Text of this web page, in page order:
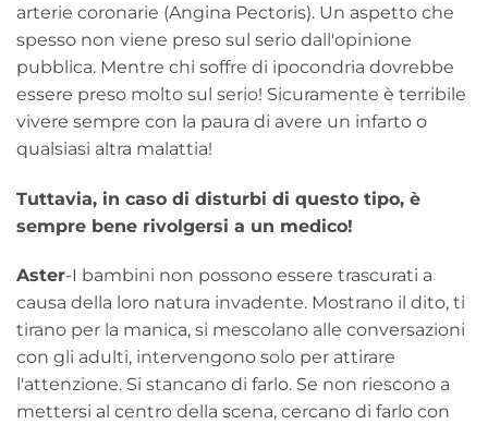
arterie coronarie (Angina Pectoris). Un aspetto che
spesso non viene preso sul serio dall'opinione
pubblica. Mentre chi soffre di ipocondria dovrebbe
essere preso molto sul serio! Sicuramente è terribile
vivere sempre con la paura di avere un infarto o
qualsiasi altra malattia!
Tuttavia, in caso di disturbi di questo tipo, è
sempre bene rivolgersi a un medico!
Aster-I bambini non possono essere trascurati a
causa della loro natura invadente. Mostrano il dito, ti
tirano per la manica, si mescolano alle conversazioni
con gli adulti, intervengono solo per attirare
l'attenzione. Si stancano di farlo. Se non riescono a
mettersi al centro della scena, cercano di farlo con